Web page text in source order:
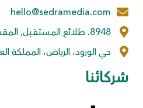
hello@sedramedia.com
8948. طلائع المستقبل, المقطم, القاهرة.
حي الورود، الرياض، المملكة
شركائنا